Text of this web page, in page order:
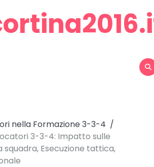
nella Formazione 3-3-4
3-3-4: Impatto sulle
squadra, Esecuzione tattica,